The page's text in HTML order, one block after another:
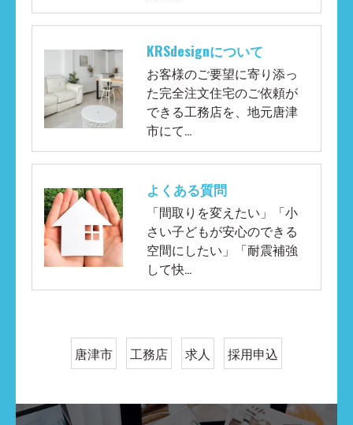
KRSdesignについて
お客様のご要望に寄り添っ
た完全注文住宅のご依頼が
できる工務店を、地元唐津
市にて…
よくある質問
「間取りを変えたい」「小
さい子どもが安心のできる
空間にしたい」「耐震補強
して快…
唐津市 工務店 求人 採用申込